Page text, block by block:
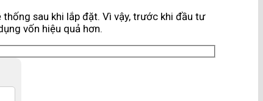
sau khi lắp đặt. Vì vậy, trước khi đầu tư
vốn hiệu quả hơn.